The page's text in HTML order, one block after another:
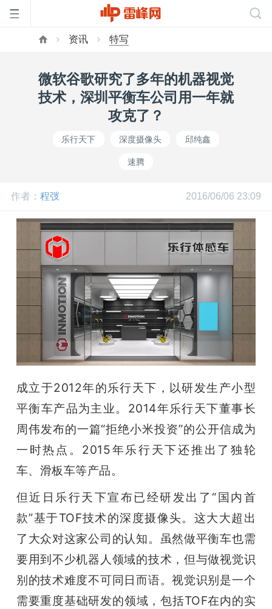
页
网
开
课
动
心
GAIR
题
爱
资讯 特写
微软谷歌研究了多年的机器视觉
技术，深圳平衡车公司用一年就
攻克了？
乐行天下 深度摄像头 邱纯鑫
速腾
作者： 程弢 2016/06/06 23:09
成立于2012年的乐行天下，以研发生产小型
平衡车产品为主业。2014年乐行天下董事长
周伟发布的一篇“拒绝小米投资”的公开信成为
一时热点。2015年乐行天下还推出了独轮
车、滑板车等产品。
但近日乐行天下宣布已经研发出了“国内首
款”基于TOF技术的深度摄像头。这大大超出
了大众对这家公司的认知。虽然做平衡车也需
要用到不少机器人领域的技术，但与做视觉识
别的技术难度不可同日而语。视觉识别是一个
需要重度基础研发的领域，包括TOF在内的实